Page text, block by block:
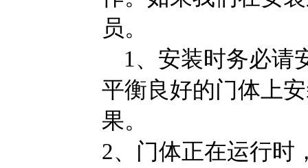
员。
1、安装时务必请
平衡良好的门体上
果。
2、门体正在运行时